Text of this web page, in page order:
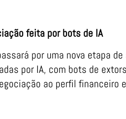
feita por bots de IA
por uma nova etapa
por IA, com bots de
ao perfil financeiro